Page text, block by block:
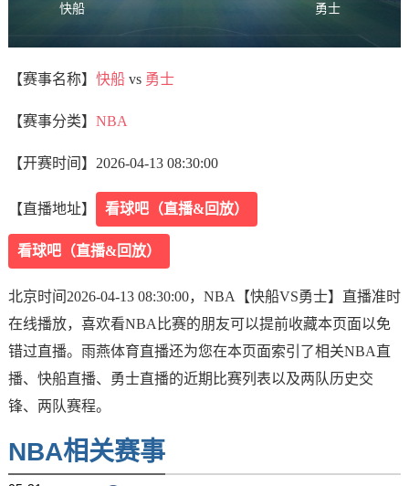
快船 勇士
【赛事名称】 快船vs 勇士
【赛事分类】 NBA
【开赛时间】 2026-04-13 08:30:00
【直播地址】 看球吧（直播&回放）
看球吧（直播&回放）
北京时间2026-04-13 08:30:00，NBA【快船VS勇士】直播准时
在线播放，喜欢看NBA比赛的朋友可以提前收藏本页面以免
错过直播。雨燕体育直播还为您在本页面索引了相关NBA直
播、快船直播、勇士直播的近期比赛列表以及两队历史交
锋、两队赛程。
NBA相关赛事